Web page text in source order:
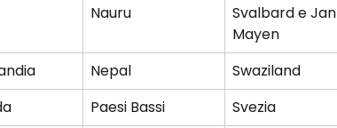
Nauru
Svalbard e Jan
Mayen
Nepal
Swaziland
Paesi Bassi
Svezia